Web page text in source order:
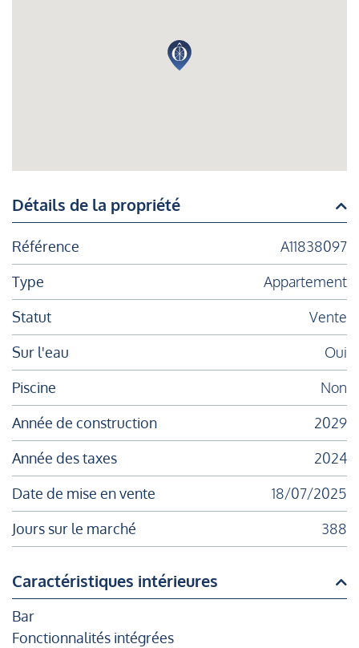
Détails de la propriété
Référence
A11838097
Type
Appartement
Statut
Vente
Sur l'eau
Oui
Piscine
Non
Année de construction
2029
Année des taxes
2024
Date de mise en vente
18/07/2025
Jours sur le marché
388
Caractéristiques intérieures
Bar
Fonctionnalités intégrées